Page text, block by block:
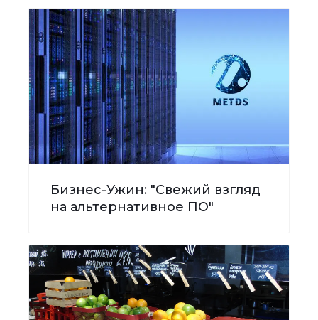
Бизнес-Ужин: "Свежий взгляд
на альтернативное ПО"